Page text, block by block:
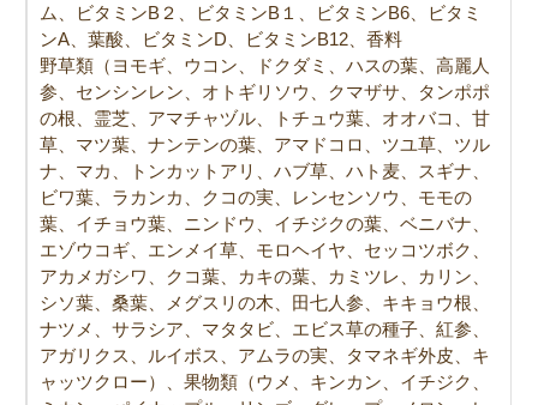
ム、ビタミンB２、ビタミンB１、ビタミンB6、ビタミ
ンA、葉酸、ビタミンD、ビタミンB12、香料
野草類（ヨモギ、ウコン、ドクダミ、ハスの葉、高麗人
参、センシンレン、オトギリソウ、クマザサ、タンポポ
の根、霊芝、アマチャヅル、トチュウ葉、オオバコ、甘
草、マツ葉、ナンテンの葉、アマドコロ、ツユ草、ツル
ナ、マカ、トンカットアリ、ハブ草、ハト麦、スギナ、
ビワ葉、ラカンカ、クコの実、レンセンソウ、モモの
葉、イチョウ葉、ニンドウ、イチジクの葉、ベニバナ、
エゾウコギ、エンメイ草、モロヘイヤ、セッコツボク、
アカメガシワ、クコ葉、カキの葉、カミツレ、カリン、
シソ葉、桑葉、メグスリの木、田七人参、キキョウ根、
ナツメ、サラシア、マタタビ、エビス草の種子、紅参、
アガリクス、ルイボス、アムラの実、タマネギ外皮、キ
ャッツクロー）、果物類（ウメ、キンカン、イチジク、